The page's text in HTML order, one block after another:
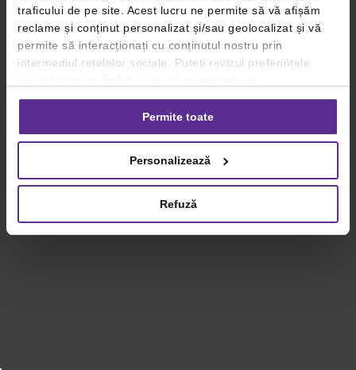
traficului de pe site. Acest lucru ne permite să vă afișăm
reclame și conținut personalizat și/sau geolocalizat și vă
permite să interacționați cu conținutul nostru prin
intermediul rețelelor sociale. Puteți revizui preferințele
consimțământul oricând, făcând click pe linkul către
setările dvs. de cookie-uri.
privind utilizarea modulelor cookie.Detalii
Permite toate
Personalizează
Refuză